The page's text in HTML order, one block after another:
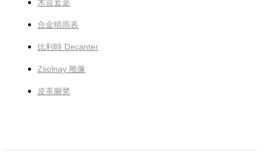
木質套桌
合金晴雨表
比利時 Decanter
Zsolnay 雕像
皮革腳凳